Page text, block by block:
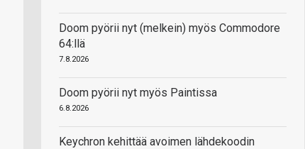
Doom pyörii nyt (melkein) myös Commodore
64:llä
7.8.2026
Doom pyörii nyt myös Paintissa
6.8.2026
Keychron kehittää avoimen lähdekoodin